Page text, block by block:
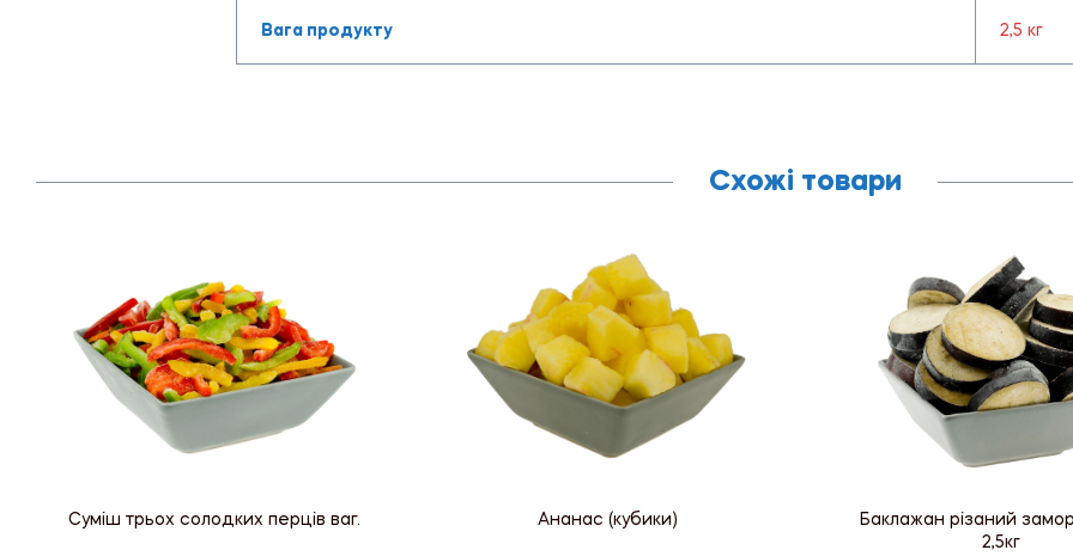
Вага продукту 2,5 кг
Схожі товари
Суміш трьох солодких перців ваг. Ананас (кубики)
Баклажан різаний
2,5кг